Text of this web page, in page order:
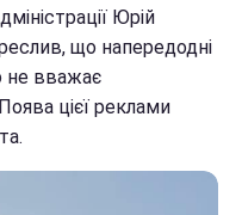
Юрій
що напередодні
не вважає
цієї реклами